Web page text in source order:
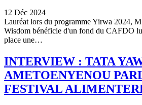
12 Déc 2024
Lauréat lors du programme Yirwa 2024,
Wisdom bénéficie d'un fond du CAFDO
place une…
INTERVIEW : TATA
AMETOENYENOU
FESTIVAL